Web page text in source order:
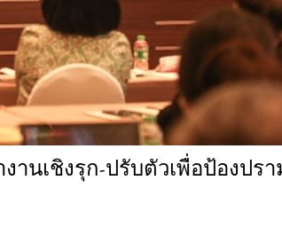
านเชิงรุก-ปรับตัวเพื่อป้องปรา